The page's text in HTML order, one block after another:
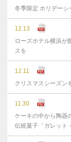
冬季限定 ホリデー
12.13
ローズホテル横浜が
スを
12.11
クリスマスシーズン
11.30
ケーキの中から陶器
伝統菓子「ガレット